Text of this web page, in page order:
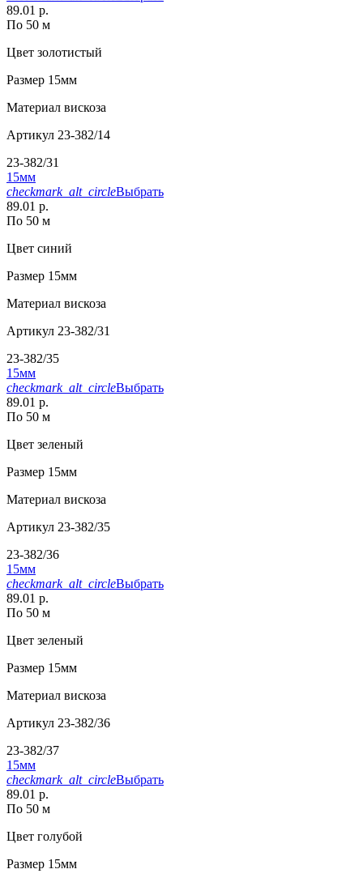
89.01 р.
По 50 м
Цвет золотистый
Размер 15мм
Материал вискоза
Артикул 23-382/14
23-382/31
15мм
checkmark_alt_circleВыбрать
89.01 р.
По 50 м
Цвет синий
Размер 15мм
Материал вискоза
Артикул 23-382/31
23-382/35
15мм
checkmark_alt_circleВыбрать
89.01 р.
По 50 м
Цвет зеленый
Размер 15мм
Материал вискоза
Артикул 23-382/35
23-382/36
15мм
checkmark_alt_circleВыбрать
89.01 р.
По 50 м
Цвет зеленый
Размер 15мм
Материал вискоза
Артикул 23-382/36
23-382/37
15мм
checkmark_alt_circleВыбрать
89.01 р.
По 50 м
Цвет голубой
Размер 15мм